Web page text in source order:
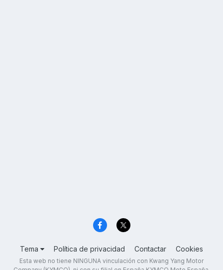
Tema Política de privacidad Contactar Cookies
Esta web no tiene NINGUNA vinculación con Kwang Yang Motor